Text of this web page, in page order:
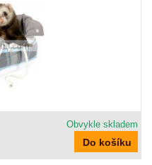
Obvykle skladem